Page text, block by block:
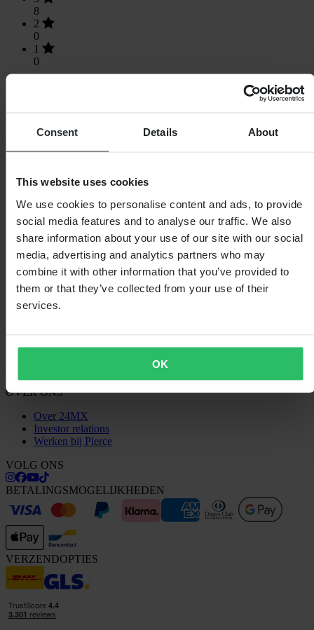
Consent Details About
This website uses cookies
We use cookies to personalise content and ads, to provide
social media features and to analyse our traffic. We also
share information about your use of our site with our social
media, advertising and analytics partners who may
combine it with other information that you’ve provided to
them or that they’ve collected from your use of their
services.
OK
8
2
0
1
0
Laden...
Privacybeleid
Verzending & levering
Betaling
Retourneren
Herroepingsrecht
Informatie over recycling
Claims & klachten
Bestelstatus
Conformiteitsverklaring
Neem contact op met de klantenservice
OVER ONS
Over 24MX
Investor relations
Werken bij Pierce
VOLG ONS
BETALINGSMOGELIJKHEDEN
VERZENDOPTIES